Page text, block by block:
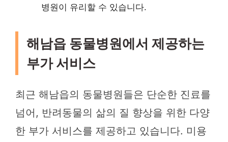
병원이 유리할 수 있습니다.
해남읍 동물병원에서 제공하는
부가 서비스
최근 해남읍의 동물병원들은 단순한 진료를
넘어, 반려동물의 삶의 질 향상을 위한 다양
한 부가 서비스를 제공하고 있습니다. 미용